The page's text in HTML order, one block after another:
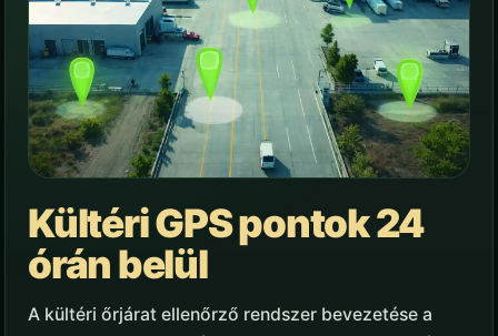
Kültéri GPS pontok 24
órán belül
A kültéri őrjárat ellenőrző rendszer bevezetése a